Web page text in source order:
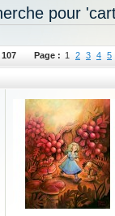
pour
107 Page : 1 2 3 4 5